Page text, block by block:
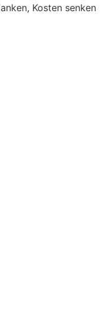
Kosten senken